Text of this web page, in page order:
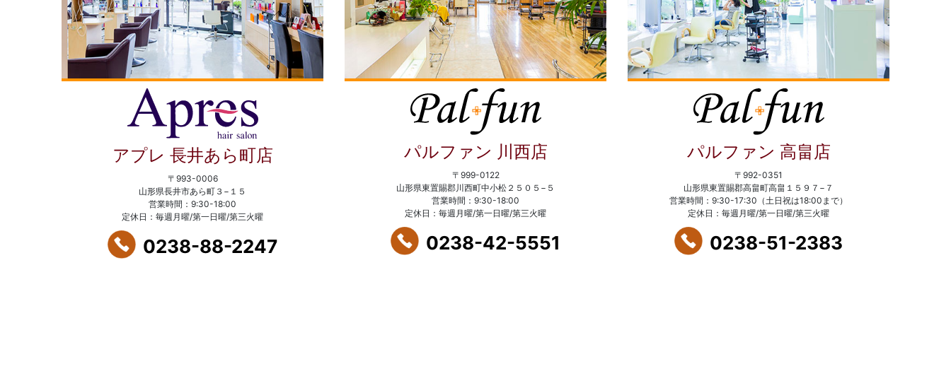
アプレ 長井あら町店
〒993-0006
山形県長井市あら町３−１５
営業時間：9:30-18:00
定休日：毎週月曜/第一日曜/第三火曜
0238-88-2247
パルファン 川西店
〒999-0122
山形県東置賜郡川西町中小松２５０５−５
営業時間：9:30-18:00
定休日：毎週月曜/第一日曜/第三火曜
0238-42-5551
パルファン 高畠店
〒992-0351
山形県東置賜郡高畠町高畠１５９７−７
営業時間：9:30-17:30（土日祝は18:00まで）
定休日：毎週月曜/第一日曜/第三火曜
0238-51-2383